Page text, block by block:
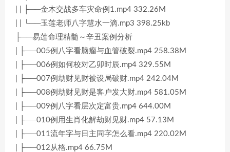
| | ├──金木交战多车灾命例1.mp4 332.26M
| | └──玉莲老师八字慧水一滴.mp3 398.25kb
├──易莲命理精髓～辛丑案例分析
| ├──005例八字看脑瘤与血管破裂.mp4 258.38M
| ├──006例如何校对乙卯时辰.mp4 329.55M
| ├──007例劫财见财被设局破财.mp4 242.04M
| ├──008例劫财见财是客户发大财.mp4 581.05M
| ├──009例八字看层次定富贵.mp4 644.00M
| ├──010例用生肖化解劫财见财.mp4 57.13M
| ├──011流年字与日主同字怎么看.mp4 220.02M
| ├──012从格.mp4 66.75M